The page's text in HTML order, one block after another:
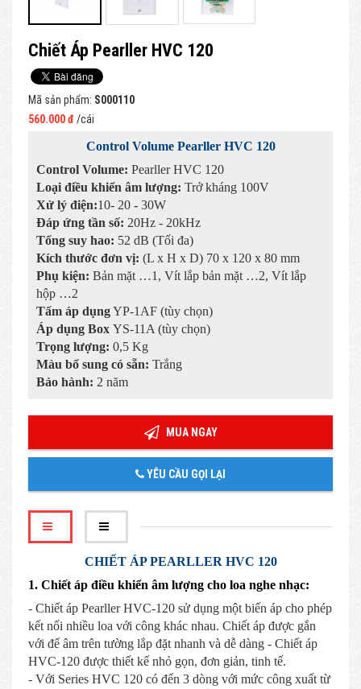
Chiết Áp Pearller HVC 120
Mã sản phẩm: S000110
560.000 đ /cái
Control Volume Pearller HVC 120
Control Volume: Pearller HVC 120
Loại điều khiển âm lượng: Trở kháng 100V
Xử lý điện:10- 20 - 30W
Đáp ứng tần số: 20Hz - 20kHz
Tổng suy hao: 52 dB (Tối đa)
Kích thước đơn vị: (L x H x D) 70 x 120 x 80 mm
Phụ kiện: Bản mặt …1, Vít lắp bản mặt …2, Vít lắp
hộp …2
Tấm áp dụngYP-1AF (tùy chọn)
Áp dụng Box YS-11A (tùy chọn)
Trọng lượng: 0,5 Kg
Màu bổ sung có sẵn: Trắng
Bảo hành: 2 năm
MUA NGAY
YÊU CẦU GỌI LẠI
CHIẾT ÁP PEARLLER HVC 120
1. Chiết áp điều khiển âm lượng cho loa nghe nhạc:
- Chiết áp Pearller HVC-120 sử dụng một biến áp cho phép
kết nối nhiều loa với công khác nhau. Chiết áp được gắn
với đế âm trên tường lắp đặt nhanh và dễ dàng - Chiết áp
HVC-120 được thiết kế nhỏ gọn, đơn giản, tinh tế.
- Với Series HVC 120 có đến 3 dòng với mức công xuất từ